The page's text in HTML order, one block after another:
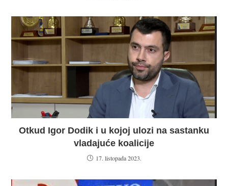
Otkud Igor Dodik i u kojoj ulozi na sastanku
vladajuće koalicije
17. listopada 2023.